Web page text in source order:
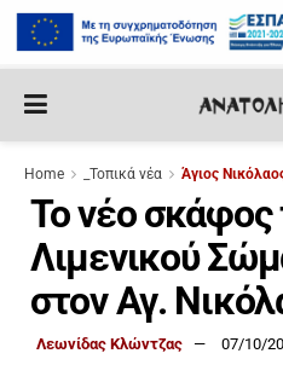
Home _Τοπικά νέα Άγιος
Το νέο σκάφος
Λιμενικού
στον Αγ.
Λεωνίδας Κλώντζας 07/10/